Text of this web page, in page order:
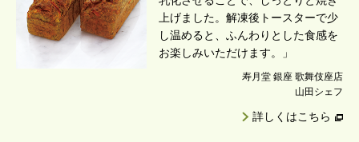
上げました。解凍後トースターで少
し温めると、ふんわりとした食感を
お楽しみいただけます。」
寿月堂 銀座 歌舞伎座店
山田シェフ
詳しくはこちら